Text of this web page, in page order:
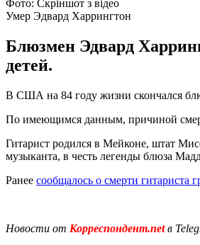
Фото: Скріншот з відео
Умер Эдвард Харрингтон
Блюзмен Эдвард
детей.
В США на 84 году жизни скончался
По имеющимся данным, причиной
Гитарист родился в Мейконе, штат
музыканта, в честь легенды блюза
Ранее сообщалось о смерти гитариста
Новости от Корреспондент.netв